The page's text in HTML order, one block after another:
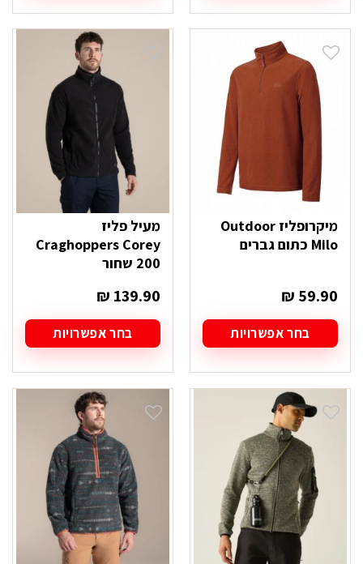
זה
יש
מספר
סוגים.
לבחור
האפשרויות
בעמוד
המוצר
זה
יש
האפשרויות
בעמוד
המוצר
מיקרופליז Outdoor
Milo כתום גברים
₪ 59.90
בחר אפשרויות
זה
יש
מספר
סוגים.
לבחור
האפשרויות
בעמוד
המוצר
מעיל פליז
Craghoppers Corey
200 שחור
₪ 139.90
בחר אפשרויות
זה
יש
סוגים.
האפשרויות
בעמוד
המוצר